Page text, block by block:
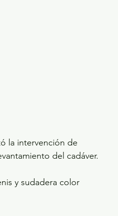
la intervención de
del cadáver.
y sudadera color